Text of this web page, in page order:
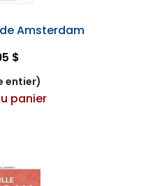
Amsterdam
$
entier)
panier